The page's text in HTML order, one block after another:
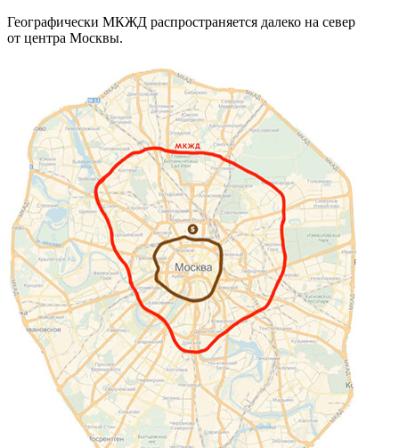
Географически МКЖД распространяется далеко на север
от центра Москвы.